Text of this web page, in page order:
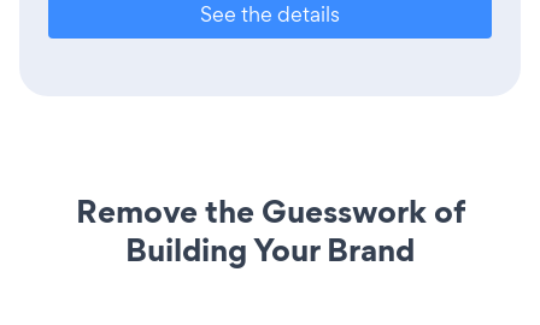
See the details
Remove the Guesswork of
Building Your Brand